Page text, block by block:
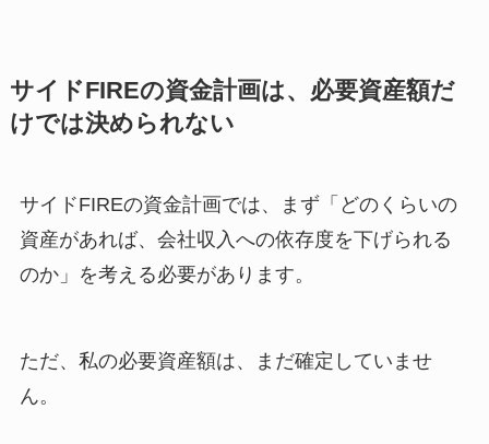
サイドFIREの資金計画は、必要資産額だ
けでは決められない
サイドFIREの資金計画では、まず「どのくらいの
資産があれば、会社収入への依存度を下げられる
のか」を考える必要があります。
ただ、私の必要資産額は、まだ確定していませ
ん。